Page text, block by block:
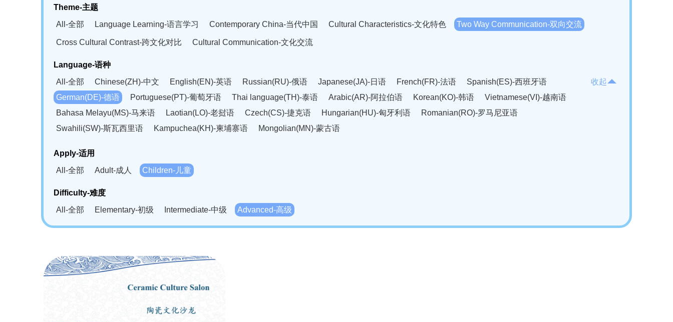
Theme-主题
All-全部
Language Learning-语言学习 Contemporary China-当代中国 Cultural Characteristics-文化特色 Two Way Communication-双向交流
Cross Cultural Contrast-跨文化对比 Cultural Communication-文化交流
Language-语种
All-全部
Chinese(ZH)-中文 English(EN)-英语 Russian(RU)-俄语 Japanese(JA)-日语 French(FR)-法语
Spanish(ES)-西班牙语
German(DE)-德语
Portuguese(PT)-葡萄牙语 Thai language(TH)-泰语 Arabic(AR)-阿拉伯语 Korean(KO)-韩语
Vietnamese(VI)-越南语
Bahasa Melayu(MS)-马来语
Laotian(LO)-老挝语 Czech(CS)-捷克语 Hungarian(HU)-匈牙利语
Romanian(RO)-罗马尼亚语
Swahili(SW)-斯瓦西里语
Kampuchea(KH)-柬埔寨语 Mongolian(MN)-蒙古语
收起
Apply-适用
All-全部
Adult-成人 Children-儿童
Difficulty-难度
All-全部
Elementary-初级 Intermediate-中级 Advanced-高级